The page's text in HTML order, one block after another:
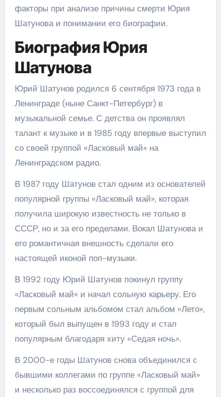
факторы при анализе причины смерти Юрия
Шатунова и понимании его биографии.
Биография Юрия
Шатунова
Юрий Шатунов родился 6 сентября 1973 года в
Ленинграде (ныне Санкт-Петербург) в
музыкальной семье. С детства он проявлял
талант к музыке и в 1985 году впервые выступил
со своей группой «Ласковый май» на
Ленинградском радио.
В 1987 году Шатунов стал одним из основателей
популярной группы «Ласковый май», которая
получила широкую известность не только в
СССР, но и за его пределами. Вокал Шатунова и
его романтичная внешность сделали его
настоящей иконой поп-музыки.
В 1992 году Юрий Шатунов покинул группу
«Ласковый май» и начал сольную карьеру. Его
первым сольным альбомом стал альбом «Лето»,
который был выпущен в 1993 году и стал
популярным благодаря хиту «Седая ночь».
В 2000-е годы Шатунов снова объединился с
бывшими коллегами по группе «Ласковый май»
и несколько раз воссоединялся с группой для